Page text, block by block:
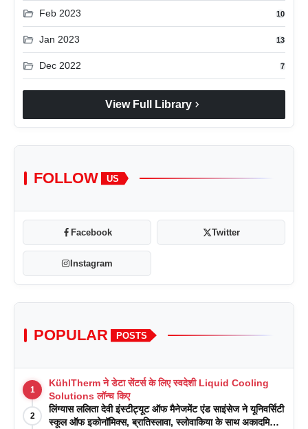
folder_open Feb 2023 10
folder_open Jan 2023 13
folder_open Dec 2022 7
View Full Library chevron_right
FOLLOW US
Facebook Twitter
Instagram
POPULAR POSTS
1
KühlTherm ने डेटा सेंटर्स के लिए स्वदेशी Liquid Cooling
Solutions लॉन्च किए
2
लिंग्यास ललिता देवी इंस्टीट्यूट ऑफ मैनेजमेंट एंड साइंसेज ने यूनिवर्सिटी
स्कूल ऑफ इकोनॉमिक्स, ब्रातिस्लावा, स्लोवाकिया के साथ अकादमिक